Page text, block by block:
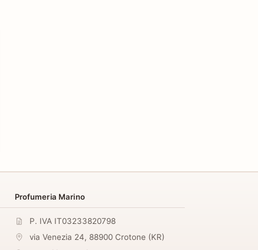
Profumeria Marino
P. IVA IT03233820798
via Venezia 24, 88900 Crotone (KR)